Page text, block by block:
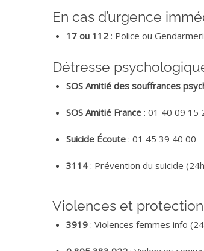
En cas d’urgence
17 ou 112: Police ou
Détresse
SOS Amitié des souffrances
SOS Amitié France: 01 40 09 15
Suicide Écoute: 01 45 39 40 00
3114: Prévention du suicide
Violences et protection
3919: Violences femmes info